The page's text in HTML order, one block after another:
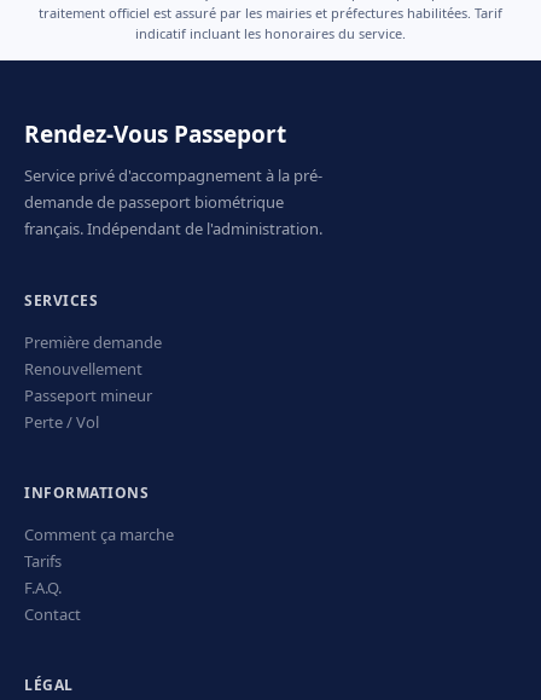
traitement officiel est assuré par les mairies et préfectures habilitées. Tarif
indicatif incluant les honoraires du service.
Rendez-Vous Passeport
Service privé d'accompagnement à la pré-
demande de passeport biométrique
français. Indépendant de l'administration.
SERVICES
Première demande
Renouvellement
Passeport mineur
Perte / Vol
INFORMATIONS
Comment ça marche
Tarifs
F.A.Q.
Contact
LÉGAL